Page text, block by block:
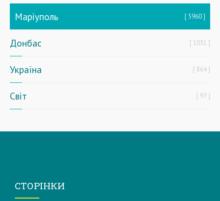
Маріуполь 5960
Донбас 1031
Україна 864
Світ 97
СТОРІНКИ